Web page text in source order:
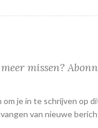
missen?
om je in te schrijven op
van nieuwe